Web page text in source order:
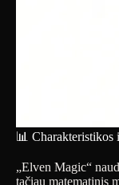
📊 Charakteristikos
„Elven Magic“
tačiau matematinis